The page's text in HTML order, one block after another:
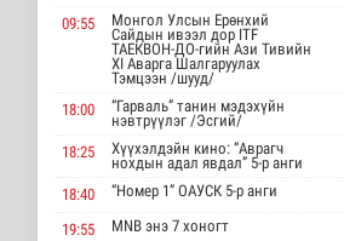
Нийслэлд 107 ШТС-аар
АИ 92 автобензин
түгээж байна
Улс төр
9 цаг 28 минутын өмнө
Олон улсын туршлага
судлах сургалт,
дадлагад 14 ..
09:55
Монгол Улсын Ерөнхий
Сайдын ивээл дор ITF
ТАЕКВОН-ДО-гийн Ази Тивийн
XI Аварга Шалгаруулах
Тэмцээн /шууд/
18:00
“Гарваль” танин мэдэхүйн
нэвтрүүлэг /Эсгий/
18:25
Хүүхэлдэйн кино: “Аврагч
нохдын адал явдал” 5-р анги
18:40
“Номер 1” ОАУСК 5-р анги
19:55 MNB энэ 7 хоногт